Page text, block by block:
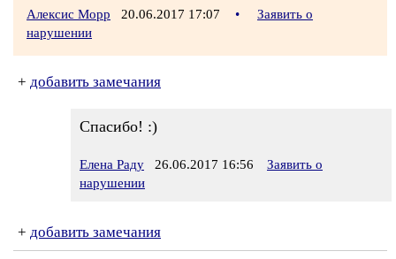
Алексис Морр 20.06.2017 17:07 •
Заявить о
нарушении
+ добавить замечания
Спасибо! :)
Елена Раду 26.06.2017 16:56
Заявить о
нарушении
+ добавить замечания